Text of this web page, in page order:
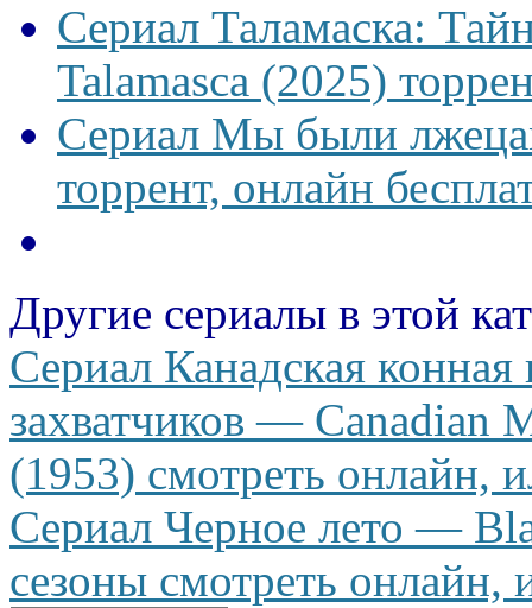
Сериал Таламаска:
Talamasca (2025)
Сериал Мы были
торрент, онлайн
Другие сериалы в этой
Сериал Канадская
захватчиков — Canadian
(1953) смотреть онлайн,
Сериал Черное лето —
сезоны смотреть онлайн,